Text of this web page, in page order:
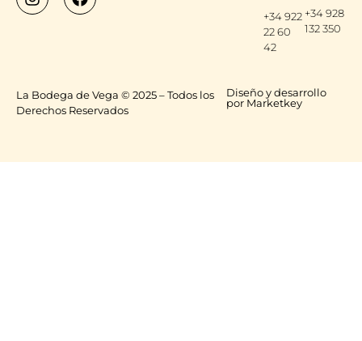
+34 922
22 60
42
+34 928
132 350
La Bodega de Vega © 2025 – Todos los
Derechos Reservados
Diseño y desarrollo
por Marketkey